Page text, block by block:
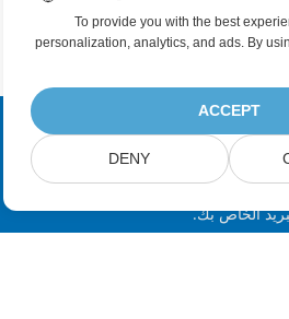
شهرية يتم توصيلها مباشرة إلى صندوق
الخاص بك.
To provide you with the best
personalization, analytics, and ads. By
ACCEPT
DENY